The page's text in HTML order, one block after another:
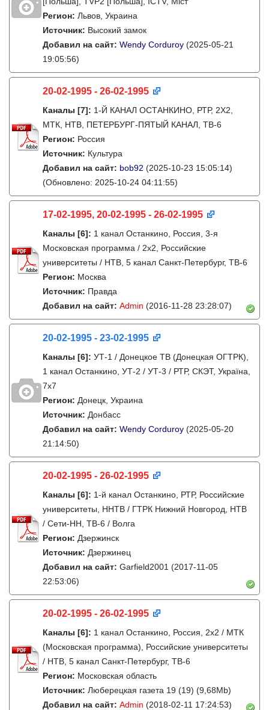
Регион: Львов, Украина
Источник: Высокий замок
Добавил на сайт: Wendy Corduroy (2025-05-21
19:05:56)
20-02-1995 - 26-02-1995
Каналы [7]: 1-Й КАНАЛ ОСТАНКИНО, РТР, 2Х2,
МТК, НТВ, ПЕТЕРБУРГ-ПЯТЫЙ КАНАЛ, ТВ-6
Регион: Россия
Источник: Культура
Добавил на сайт: bob92 (2025-10-23 15:05:14)
(Обновлено: 2025-10-24 04:11:55)
17-02-1995, 20-02-1995 - 26-02-1995
Каналы [6]: 1 канал Останкино, Россия, 3-я
Московская программа / 2x2, Российские
университеты / НТВ, 5 канал Санкт-Петербург, ТВ-6
Регион: Москва
Источник: Правда
Добавил на сайт: Admin (2016-11-28 23:28:07)
20-02-1995 - 23-02-1995
Каналы [6]: УТ-1 / Донецкое ТВ (Донецкая ОГТРК),
1 канал Останкино, УТ-2 / УТ-3 / РТР, СКЭТ, Україна,
7х7
Регион: Донецк, Украина
Источник: Донбасс
Добавил на сайт: Wendy Corduroy (2025-05-20
21:14:50)
20-02-1995 - 26-02-1995
Каналы [6]: 1-й канал Останкино, РТР, Российские
университеты, ННТВ / ГТРК Нижний Новгород, НТВ
/ Сети-НН, ТВ-6 / Волга
Регион: Дзержинск
Источник: Дзержинец
Добавил на сайт: Garfield2001 (2017-11-05
22:53:06)
20-02-1995 - 26-02-1995
Каналы [6]: 1 канал Останкино, Россия, 2x2 / МТК
(Московская программа), Российские университеты
/ НТВ, 5 канал Санкт-Петербург, ТВ-6
Регион: Московская область
Источник: Люберецкая газета 19 (19) (9,68Mb)
Добавил на сайт: Admin (2018-02-11 17:24:53)